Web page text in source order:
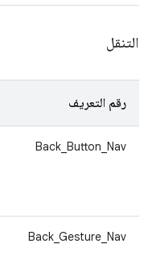
التنقل
رقم التعريف
Back_Button_Nav
Back_Gesture_Nav